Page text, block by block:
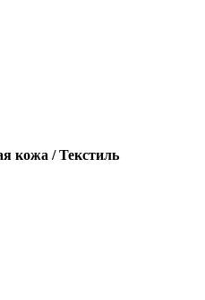
кожа / Текстиль